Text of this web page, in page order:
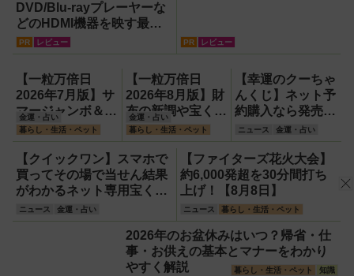
DVD/Blu-rayプレーヤーな
どのHDMI機器を映す最短
ルート。USB接続だけで
ス化できる新機軸アダプタ
ーを徹底解説【データシス
テム『USBKIT』】
PR レビュー PR レビュー
【一粒万倍日
2026年7月版】サ
マージャンボ＆財
布の新調に最適な
開運日は？
金運・占い
暮らし・生活・ペット
【一粒万倍日
2026年8月版】財
布の新調や宝くじ
の日記念・レイン
ボーくじ・新涼の
100円くじ購入に
最適な開運日は？
金運・占い
暮らし・生活・ペット
【幸運のクーちゃ
んくじ】ネット予
約購入なら発売前
でも買える！1
等・前後賞5,000
万円が狙える宝く
じを解説
ニュース 金運・占い
【クイックワン】スマホで
買ってその場で当せん結果
がわかるネット専用宝くじ
のしくみと買い方
ニュース 金運・占い
【ファイターズ花火大会】
約6,000発超を30分間打ち
上げ！【8月8日】
ニュース 暮らし・生活・ペット
2026年のお盆休みはいつ？帰省・仕
事・お供えの基本とマナーをわかり
やすく解説
暮らし・生活・ペット 知識